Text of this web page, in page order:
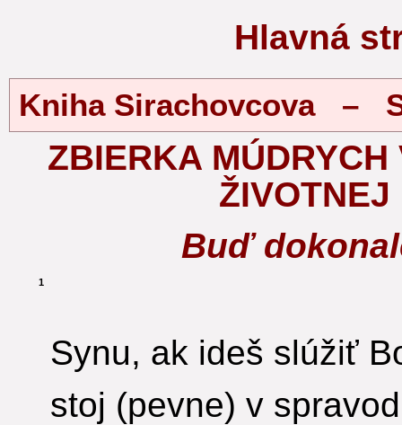
Hlavná
Kniha Sirachovcova –
ZBIERKA
ŽIVOTNEJ
Buď
1
Synu, ak ideš slúžiť
stoj (pevne) v